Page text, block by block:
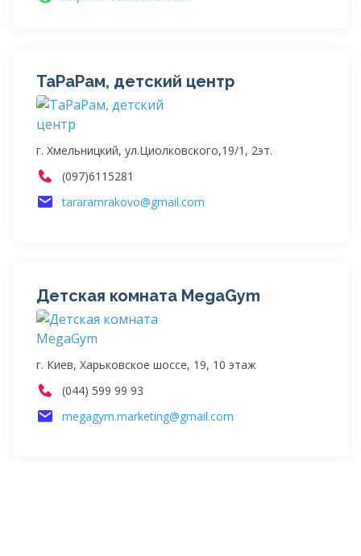
ТаРаРам, детский центр
г. Хмельницкий, ул.Циолковского,19/1, 2эт.
(097)6115281
tararamrakovo@gmail.com
Детская комната MegaGym
г. Киев, Харьковское шоссе, 19, 10 этаж
(044) 599 99 93
megagym.marketing@gmail.com